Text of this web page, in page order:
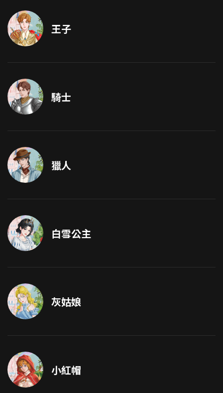
王子
騎士
獵人
白雪公主
灰姑娘
小紅帽